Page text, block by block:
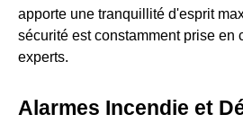
apporte une tranquillité d'esprit
sécurité est constamment prise en
experts.
Alarmes Incendie et